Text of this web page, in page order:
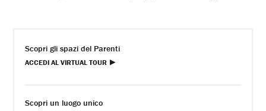
Scopri gli spazi del Parenti
ACCEDI AL VIRTUAL TOUR
Scopri un luogo unico